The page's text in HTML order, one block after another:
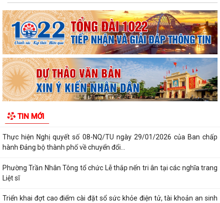
TIN MỚI
trong kỷ nguyên mới
PHÁT HUY GIÁ TRỊ CÁC DI TÍCH VĂN HÓA TRONG KỶ NGUYÊN MỚI Ở
PHƯỜNG TRẦN NHÂN TÔNG, THÀNH PHỐ HẢI...
Phường Trần Nhân Tông tham dự hội nghị trực tuyến báo cáo viên
thành phố tháng 7/2026
Lãnh đạo phường kiểm tra các trạm bơm, hồ đập sau mưa lớn
tìm kiếm, quy tập và xác định...
Thực hiện Nghị quyết số 08-NQ/TU ngày 29/01/2026 của Ban chấp
hành Đảng bộ thành phố về chuyển đổi...
Phường Trần Nhân Tông tổ chức Lễ thắp nến tri ân tại các nghĩa trang
Liệt sĩ
Triển khai đợt cao điểm cài đặt sổ sức khỏe điện tử, tài khoản an sinh